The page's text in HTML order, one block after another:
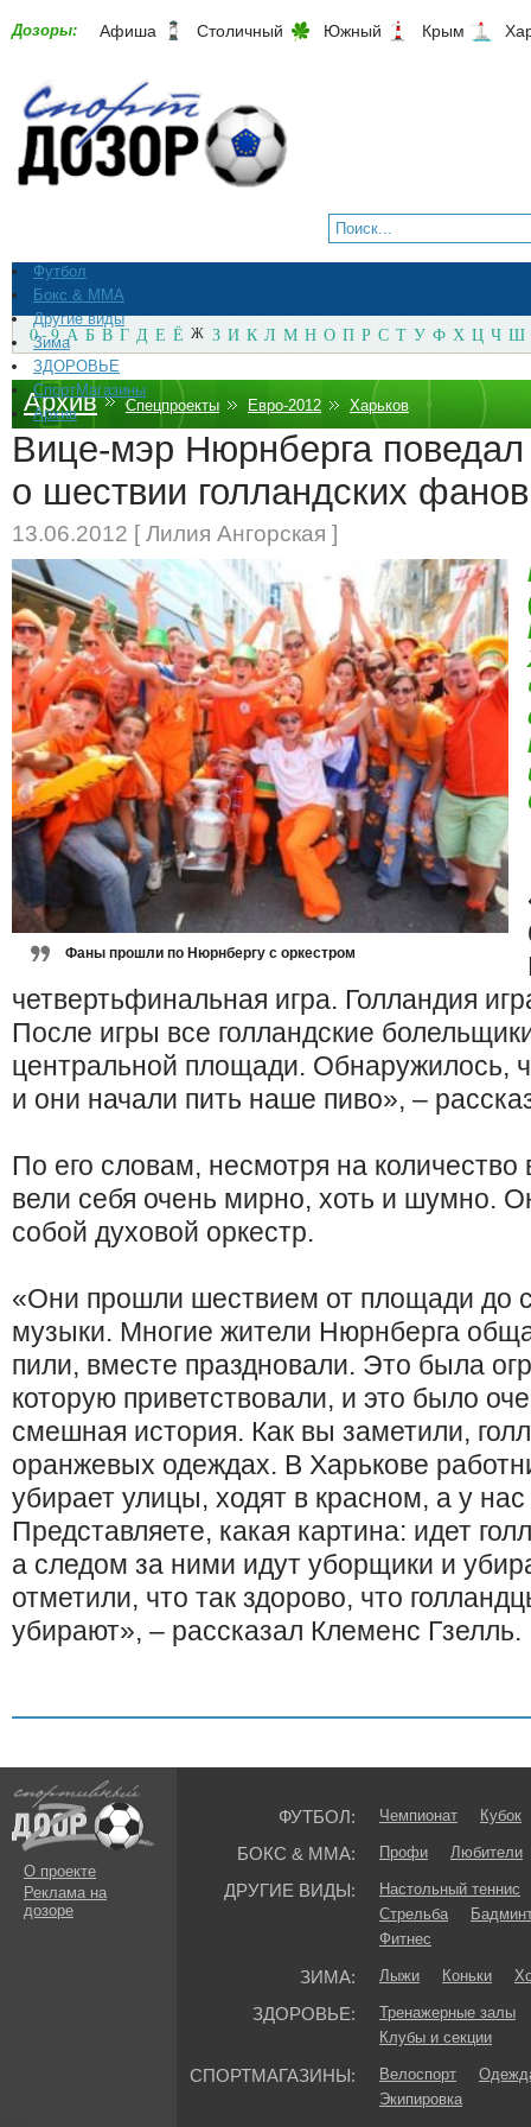
Дозоры: Афиша Столичный Южный Крым
Футбол
Бокс & ММА
Другие виды
Зима
ЗДОРОВЬЕ
СпортМагазины
Архив
0 - 9 А Б В Г Д Е Ё Ж З И К Л М Н О П Р С Т У Ф Х Ц Ч Ш
Архив Спецпроекты Евро-2012 Харьков
Вице-мэр Нюрнберга
о шествии голландских фанов
13.06.2012 [ Лилия Ангорская ]
Фаны прошли по Нюрнбергу с оркестром
четвертьфинальная игра. Голландия
После игры все голландские
центральной площади. Обнаружилось,
и они начали пить наше пиво», –
По его словам, несмотря на количество
вели себя очень мирно, хоть и шумно.
собой духовой оркестр.
«Они прошли шествием от площади до
музыки. Многие жители Нюрнберга
пили, вместе праздновали. Это была
которую приветствовали, и это было
смешная история. Как вы заметили,
оранжевых одеждах. В Харькове
убирает улицы, ходят в красном, а у
Представляете, какая картина: идет
а следом за ними идут уборщики и
отметили, что так здорово, что
убирают», – рассказал Клеменс Гзелль.
О проекте
Реклама на
дозоре
ФУТБОЛ: Чемпионат Кубок
БОКС & ММА: Профи Любители
ДРУГИЕ ВИДЫ:
Настольный теннис
Стрельба
Фитнес
ЗИМА: Лыжи Коньки
ЗДОРОВЬЕ:
Тренажерные залы
Клубы и секции
СПОРТМАГАЗИНЫ: Велоспорт
Экипировка